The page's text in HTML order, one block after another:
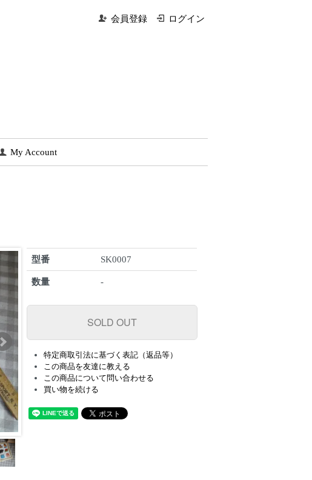
会員登録 ログイン
My Account
型番 SK0007
数量 -
特定商取引法に基づく表記（返品等）
この商品を友達に教える
この商品について問い合わせる
買い物を続ける